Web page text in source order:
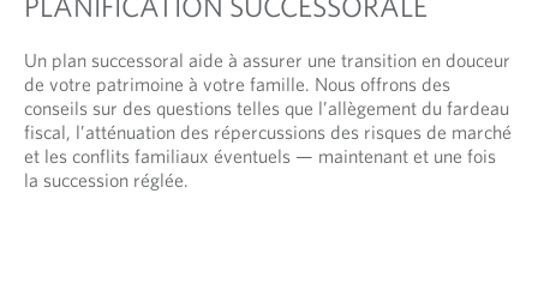
Un plan successoral aide à assurer une transition en douceur
de votre patrimoine à votre famille. Nous offrons des
conseils sur des questions telles que l’allègement du fardeau
fiscal, l’atténuation des répercussions des risques de marché
et les conflits familiaux éventuels — maintenant et une fois
la succession réglée.